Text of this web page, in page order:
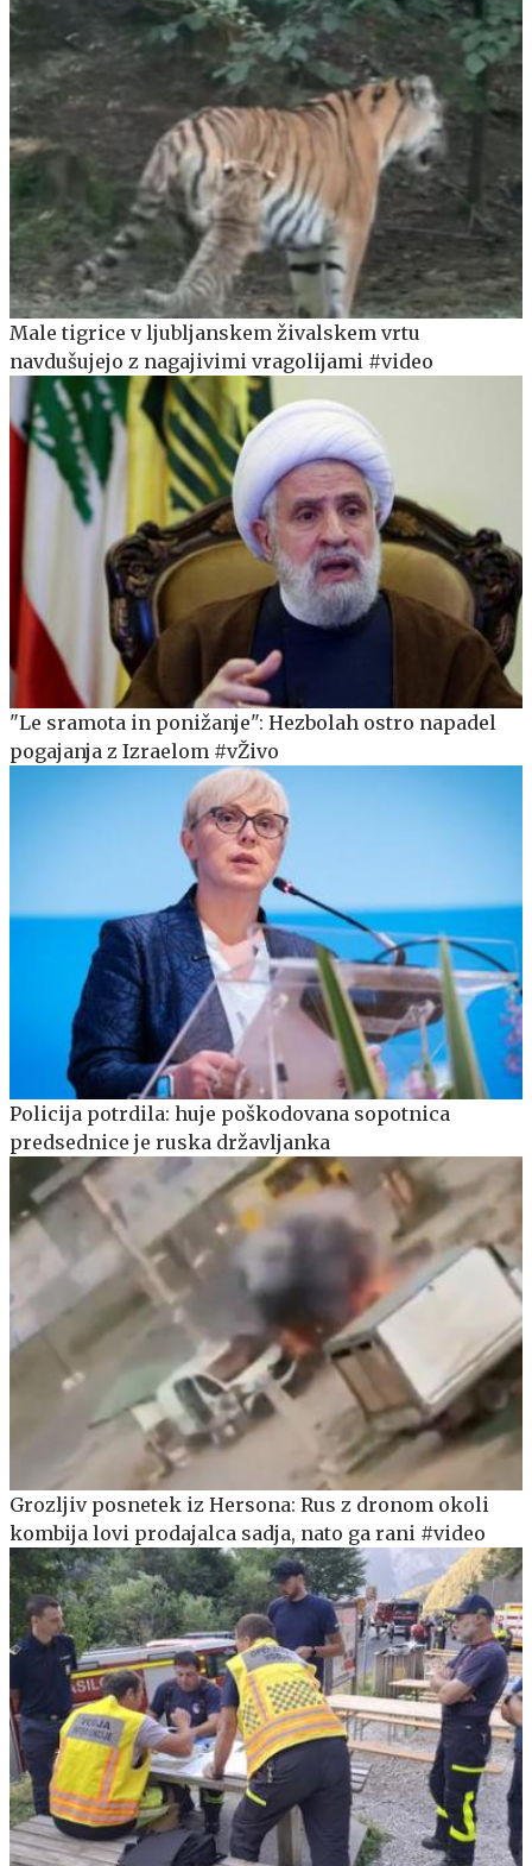
Male tigrice v ljubljanskem živalskem vrtu
navdušujejo z nagajivimi vragolijami #video
"Le sramota in ponižanje": Hezbolah ostro napadel
pogajanja z Izraelom #vŽivo
Policija potrdila: huje poškodovana sopotnica
predsednice je ruska državljanka
Grozljiv posnetek iz Hersona: Rus z dronom okoli
kombija lovi prodajalca sadja, nato ga rani #video